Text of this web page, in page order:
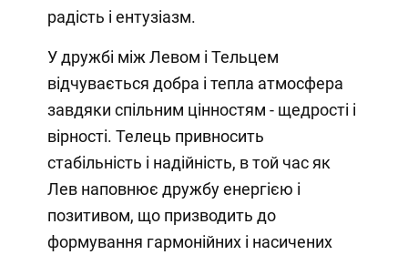
радість і ентузіазм.
У дружбі між Левом і Тельцем
відчувається добра і тепла атмосфера
завдяки спільним цінностям - щедрості і
вірності. Телець привносить
стабільність і надійність, в той час як
Лев наповнює дружбу енергією і
позитивом, що призводить до
формування гармонійних і насичених